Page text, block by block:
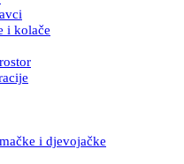
i kolače
i djevojačke